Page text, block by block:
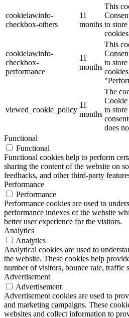
cookielawinfo-
checkbox-others
11
months
This
to
cookielawinfo-
checkbox-
performance
11
months
This
to
viewed_cookie_policy
11
months
The
Cookie
to
does
Functional
Functional
Functional cookies help to perform
sharing the content of the website on
feedbacks, and other third-party
Performance
Performance
Performance cookies are used to
performance indexes of the website
better user experience for the visitors.
Analytics
Analytics
Analytical cookies are used to
the website. These cookies help
number of visitors, bounce rate, traffic
Advertisement
Advertisement
Advertisement cookies are used to
and marketing campaigns. These
websites and collect information to